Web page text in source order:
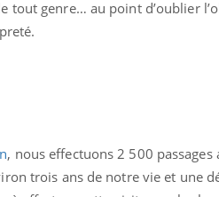
tout genre… au point d’oublier
, nous effectuons 2 500
trois ans de notre vie et une